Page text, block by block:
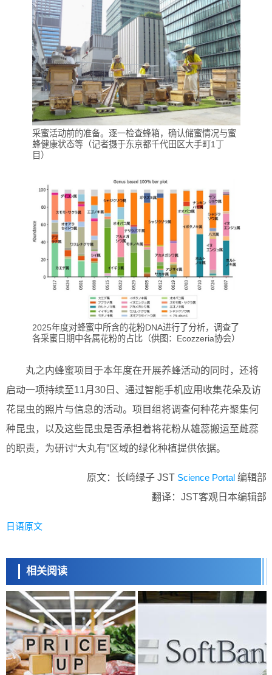
采蜜活动前的准备。逐一检查蜂箱，确认储蜜情况与蜜
蜂健康状态等（记者摄于东京都千代田区大手町1丁
目）
2025年度对蜂蜜中所含的花粉DNA进行了分析，调查了
各采蜜日期中各属花粉的占比（供图：Ecozzeria协会）
丸之内蜂蜜项目于本年度在开展养蜂活动的同时，还将
启动一项持续至11月30日、通过智能手机应用收集花朵及访
花昆虫的照片与信息的活动。项目组将调查何种花卉聚集何
种昆虫，以及这些昆虫是否承担着将花粉从雄蕊搬运至雌蕊
的职责，为研讨“大丸有”区域的绿化种植提供依据。
原文：长崎绿子 JST Science Portal 编辑部
翻译：JST客观日本编辑部
日语原文
相关阅读